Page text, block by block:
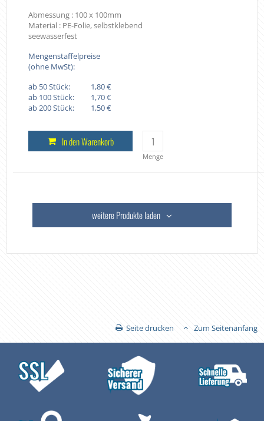
Abmessung : 100 x 100mm
Material : PE-Folie, selbstklebend
seewasserfest
Mengenstaffelpreise
(ohne MwSt):
ab 50 Stück:
1,80 €
ab 100 Stück:
1,70 €
ab 200 Stück:
1,50 €
Menge
In den Warenkorb
weitere Produkte laden
Seite drucken Zum Seitenanfang